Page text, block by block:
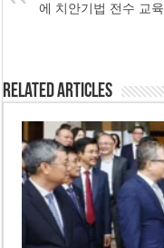
에 치안기법 전수 교육
Related Articles